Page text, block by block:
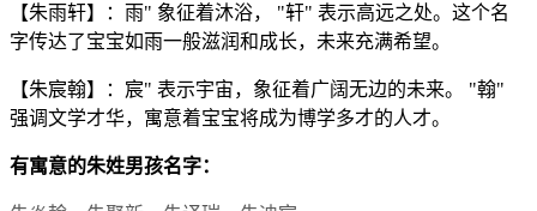
【朱雨轩】：雨" 象征着沐浴， "轩" 表示高远之处。这个名
字传达了宝宝如雨一般滋润和成长，未来充满希望。
【朱宸翰】：宸" 表示宇宙，象征着广阔无边的未来。 "翰"
强调文学才华，寓意着宝宝将成为博学多才的人才。
有寓意的朱姓男孩名字：